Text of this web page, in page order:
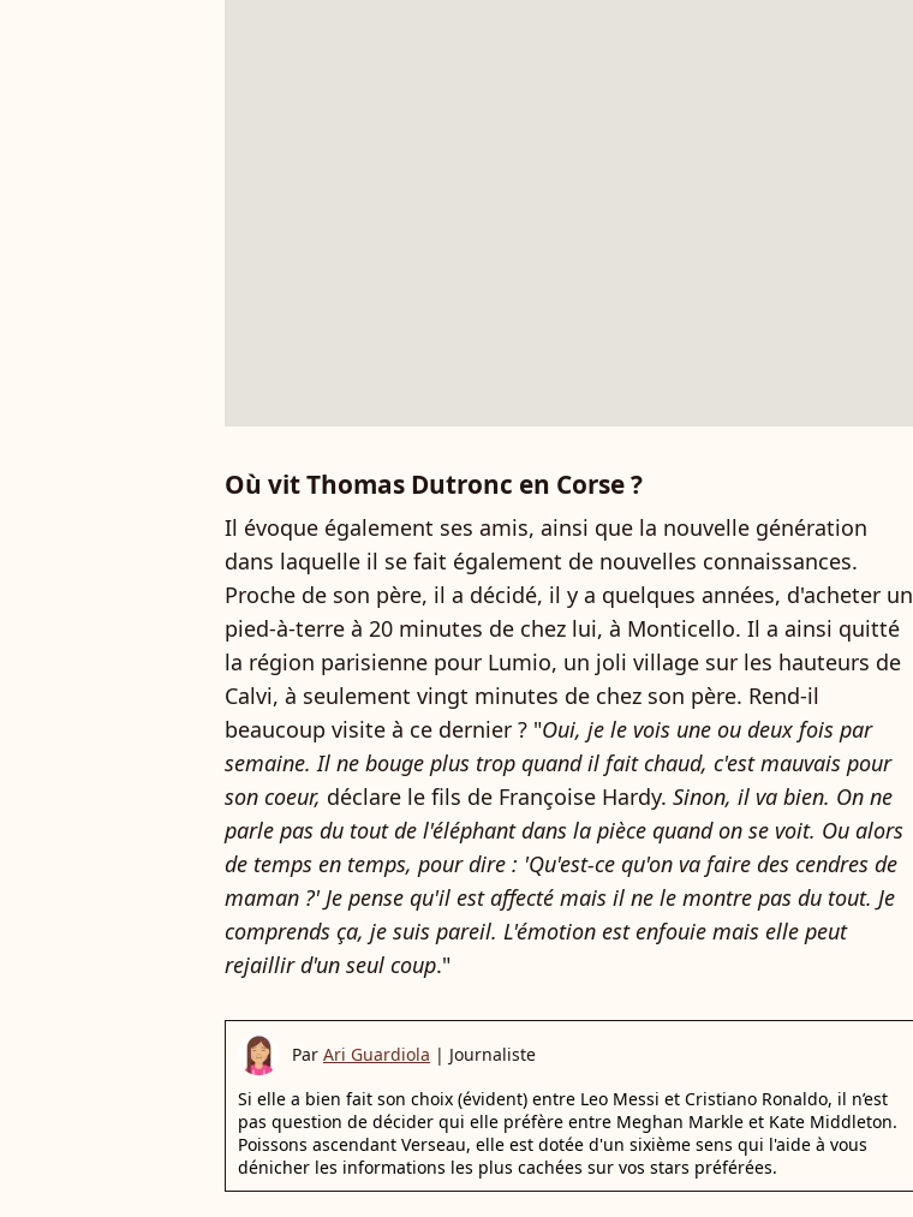
Où vit Thomas Dutronc en Corse ?
Il évoque également ses amis, ainsi que la nouvelle génération
dans laquelle il se fait également de nouvelles connaissances.
Proche de son père, il a décidé, il y a quelques années, d'acheter un
pied-à-terre à 20 minutes de chez lui, à Monticello. Il a ainsi quitté
la région parisienne pour Lumio, un joli village sur les hauteurs de
Calvi, à seulement vingt minutes de chez son père. Rend-il
beaucoup visite à ce dernier ? "Oui, je le vois une ou deux fois par
semaine. Il ne bouge plus trop quand il fait chaud, c'est mauvais pour
son coeur, déclare le fils de Françoise Hardy. Sinon, il va bien. On ne
parle pas du tout de l'éléphant dans la pièce quand on se voit. Ou alors
de temps en temps, pour dire : 'Qu'est-ce qu'on va faire des cendres de
maman ?' Je pense qu'il est affecté mais il ne le montre pas du tout. Je
comprends ça, je suis pareil. L'émotion est enfouie mais elle peut
rejaillir d'un seul coup."
Par Ari Guardiola | Journaliste
Si elle a bien fait son choix (évident) entre Leo Messi et Cristiano Ronaldo, il n’est
pas question de décider qui elle préfère entre Meghan Markle et Kate Middleton.
Poissons ascendant Verseau, elle est dotée d'un sixième sens qui l'aide à vous
dénicher les informations les plus cachées sur vos stars préférées.